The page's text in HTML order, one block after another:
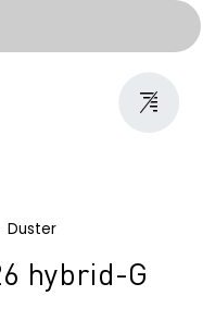
Duster
hybrid-G